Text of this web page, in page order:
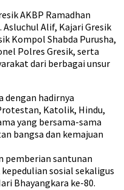
AKBP Ramadhan
Asluchul Alif, Kajari Gresik
Kompol Shabda Purusha,
Polres Gresik, serta
dari berbagai unsur
dengan hadirnya
Katolik, Hindu,
yang bersama-sama
bangsa dan kemajuan
pemberian santunan
sosial sekaligus
Bhayangkara ke-80.